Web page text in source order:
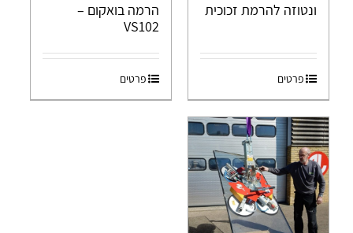
ונטוזה להרמת זכוכית
פרטים
הרמה בואקום –
VS102
פרטים